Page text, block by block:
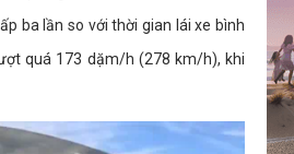
ba lần so với thời gian lái xe bình
quá 173 dặm/h (278 km/h), khi